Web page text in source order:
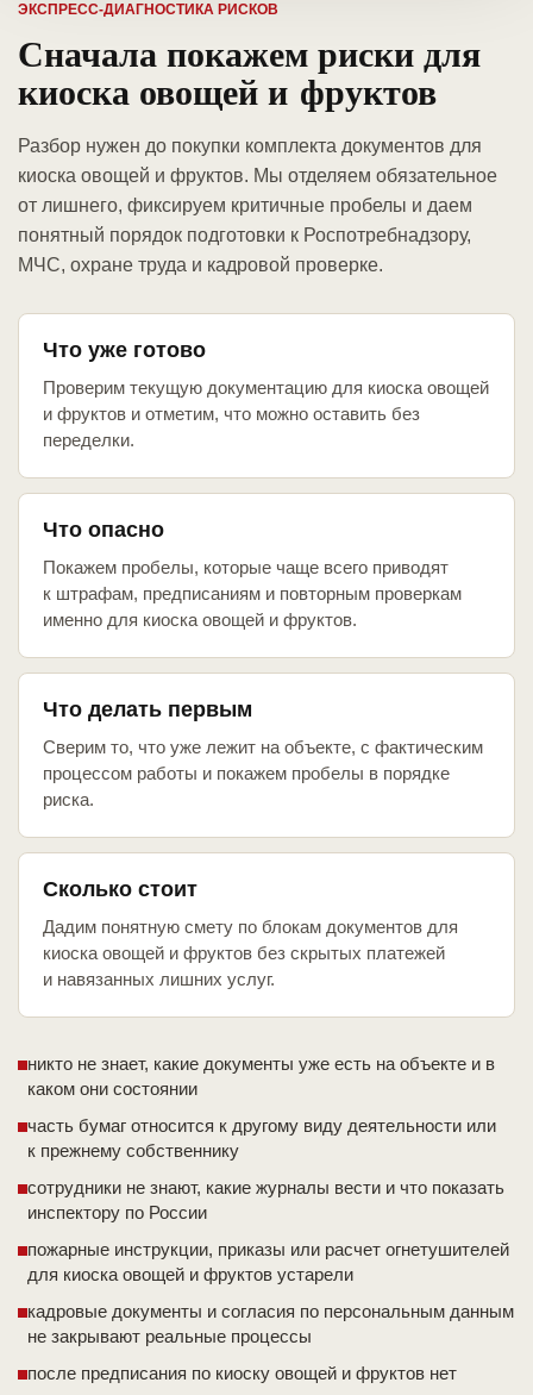
ЭКСПРЕСС-ДИАГНОСТИКА РИСКОВ
Сначала покажем риски для
киоска овощей и фруктов
Разбор нужен до покупки комплекта документов для
киоска овощей и фруктов. Мы отделяем обязательное
от лишнего, фиксируем критичные пробелы и даем
понятный порядок подготовки к Роспотребнадзору,
МЧС, охране труда и кадровой проверке.
Что уже готово
Проверим текущую документацию для киоска овощей
и фруктов и отметим, что можно оставить без
переделки.
Что опасно
Покажем пробелы, которые чаще всего приводят
к штрафам, предписаниям и повторным проверкам
именно для киоска овощей и фруктов.
Что делать первым
Сверим то, что уже лежит на объекте, с фактическим
процессом работы и покажем пробелы в порядке
риска.
Сколько стоит
Дадим понятную смету по блокам документов для
киоска овощей и фруктов без скрытых платежей
и навязанных лишних услуг.
никто не знает, какие документы уже есть на объекте и в
каком они состоянии
часть бумаг относится к другому виду деятельности или
к прежнему собственнику
сотрудники не знают, какие журналы вести и что показать
инспектору по России
пожарные инструкции, приказы или расчет огнетушителей
для киоска овощей и фруктов устарели
кадровые документы и согласия по персональным данным
не закрывают реальные процессы
после предписания по киоску овощей и фруктов нет